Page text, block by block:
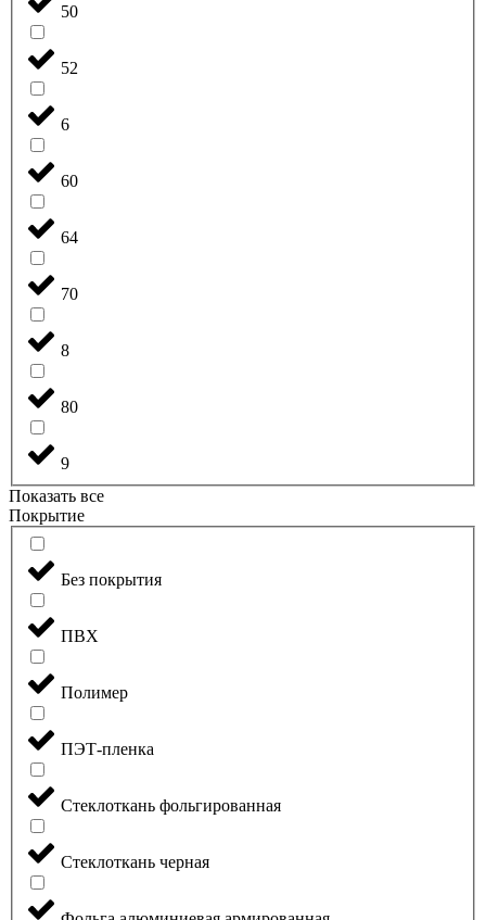
50
52
6
60
64
70
8
80
9
Показать все
Покрытие
Без покрытия
ПВХ
Полимер
ПЭТ-пленка
Стеклоткань фольгированная
Стеклоткань черная